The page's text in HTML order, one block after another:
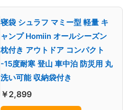
寝袋 シュラフ マミー型 軽量 キ
ャンプ Homiin オールシーズン
枕付き アウトドア コンパクト
-15度耐寒 登山 車中泊 防災用 丸
洗い可能 収納袋付き
￥2,899